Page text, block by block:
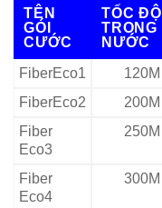
TÊN
GÓI
CƯỚC
TỐC ĐỘ
TRONG
NƯỚC
FiberEco1
120M
FiberEco2
200M
Fiber
Eco3
250M
Fiber
Eco4
300M